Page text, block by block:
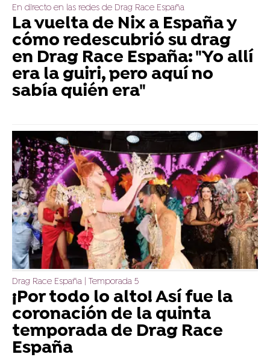
En directo en las redes de Drag Race España
La vuelta de Nix a España y
cómo redescubrió su drag
en Drag Race España: "Yo allí
era la guiri, pero aquí no
sabía quién era"
Drag Race España | Temporada 5
¡Por todo lo alto! Así fue la
coronación de la quinta
temporada de Drag Race
España